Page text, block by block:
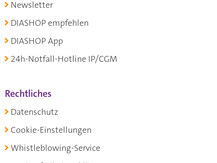
Newsletter
DIASHOP empfehlen
DIASHOP App
24h-Notfall-Hotline IP/CGM
Rechtliches
Datenschutz
Cookie-Einstellungen
Whistleblowing-Service